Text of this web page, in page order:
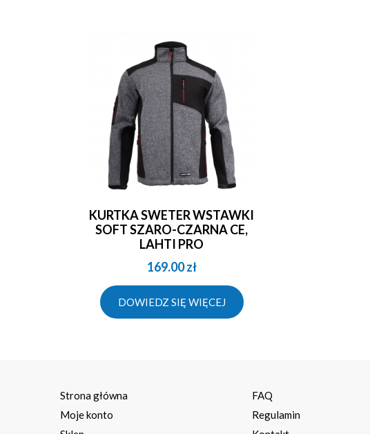
KURTKA SWETER WSTAWKI
SOFT SZARO-CZARNA CE,
LAHTI PRO
169.00zł
DOWIEDZ SIĘ WIĘCEJ
Strona główna
Moje konto
FAQ
Regulamin